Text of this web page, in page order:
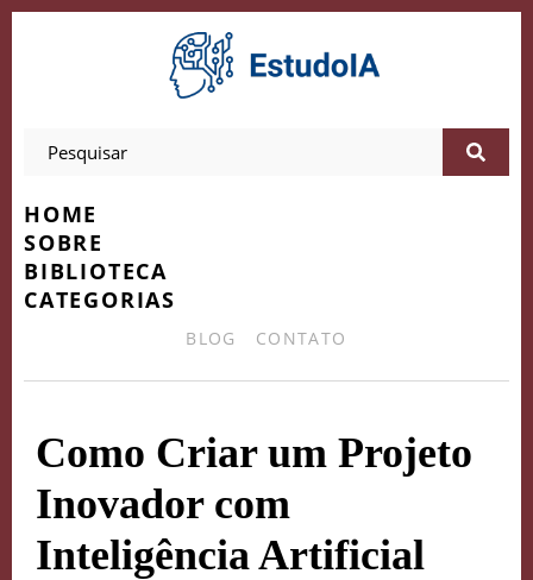
HOME
SOBRE
BIBLIOTECA
CATEGORIAS
BLOG CONTATO
Como Criar um Projeto
Inovador com
Inteligência Artificial